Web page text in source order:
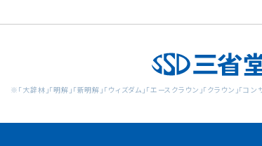
※「大辞林」「明解」「新明解」「ウィズダム」「エースクラウン」「クラウン」「